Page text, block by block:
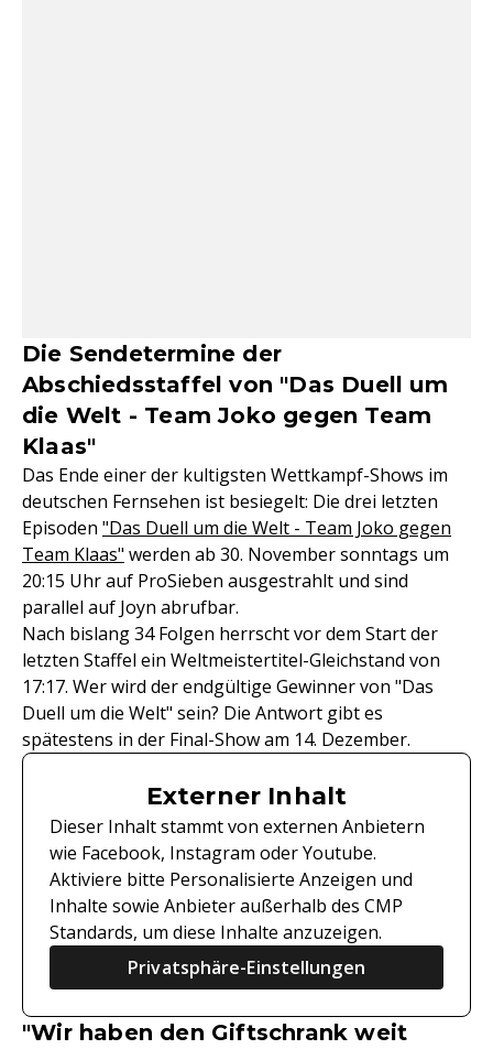
Die Sendetermine der
Abschiedsstaffel von "Das Duell um
die Welt - Team Joko gegen Team
Klaas"
Das Ende einer der kultigsten Wettkampf-Shows im
deutschen Fernsehen ist besiegelt: Die drei letzten
Episoden "Das Duell um die Welt - Team Joko gegen
Team Klaas" werden ab 30. November sonntags um
20:15 Uhr auf ProSieben ausgestrahlt und sind
parallel auf Joyn abrufbar.
Nach bislang 34 Folgen herrscht vor dem Start der
letzten Staffel ein Weltmeistertitel-Gleichstand von
17:17. Wer wird der endgültige Gewinner von "Das
Duell um die Welt" sein? Die Antwort gibt es
spätestens in der Final-Show am 14. Dezember.
Externer Inhalt
Dieser Inhalt stammt von externen Anbietern
wie Facebook, Instagram oder Youtube.
Aktiviere bitte Personalisierte Anzeigen und
Inhalte sowie Anbieter außerhalb des CMP
Standards, um diese Inhalte anzuzeigen.
Privatsphäre-Einstellungen
"Wir haben den Giftschrank weit